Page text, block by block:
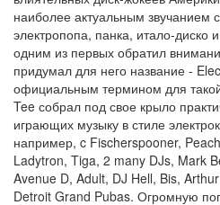
наиболее актуальным звучанием
электропопа, панка, итало-диско
одним из первых обратил
придумал для него название -
официальным термином для
Tee собрал под свое крыло
играющих музыку в стиле
например, c Fischerspooner,
Ladytron, Tiga, 2 many DJs, Mark
Avenue D, Adult, DJ Hell, Bis,
Detroit Grand Pubas. Огромную